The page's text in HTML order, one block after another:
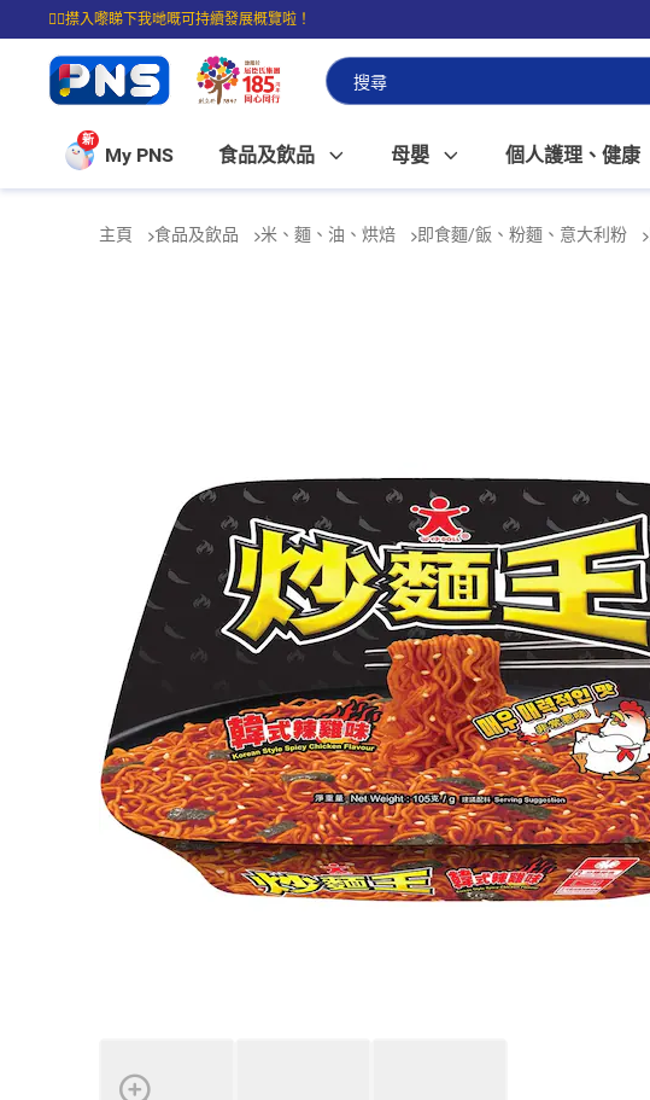
☝🏼㩒入嚟睇下我哋嘅可持續發展概覽啦！
⭐購物滿$399即享免費送貨；滿$100即可免費店取。
新
My PNS 食品及飲品 母嬰 個人護理、健康
主頁 食品及飲品 米、麵、油、烘焙 即食麵/飯、粉麵、意大利粉